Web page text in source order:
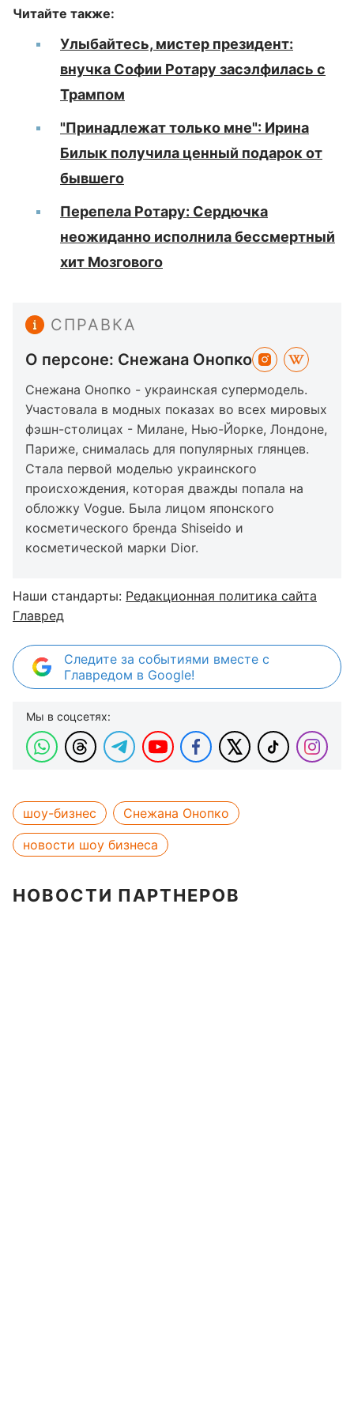
Читайте также:
Улыбайтесь, мистер президент:
внучка Софии Ротару засэлфилась с
Трампом
"Принадлежат только мне": Ирина
Билык получила ценный подарок от
бывшего
Перепела Ротару: Сердючка
неожиданно исполнила бессмертный
хит Мозгового
СПРАВКА
О персоне: Снежана Онопко
Снежана Онопко - украинская супермодель.
Участовала в модных показах во всех мировых
фэшн-столицах - Милане, Нью-Йорке, Лондоне,
Париже, снималась для популярных глянцев.
Стала первой моделью украинского
происхождения, которая дважды попала на
обложку Vogue. Была лицом японского
косметического бренда Shiseido и
косметической марки Dior.
Наши стандарты: Редакционная политика сайта
Главред
Следите за событиями вместе с
Главредом в Google!
Мы в соцсетях:
шоу-бизнес
Снежана Онопко
новости шоу бизнеса
НОВОСТИ ПАРТНЕРОВ